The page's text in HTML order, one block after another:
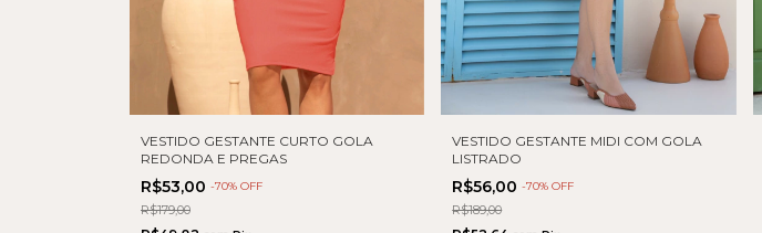
VESTIDO GESTANTE CURTO GOLA
REDONDA E PREGAS
R$53,00 -70% OFF
R$179,00
VESTIDO GESTANTE MIDI COM GOLA
LISTRADO
R$56,00-70% OFF
R$189,00